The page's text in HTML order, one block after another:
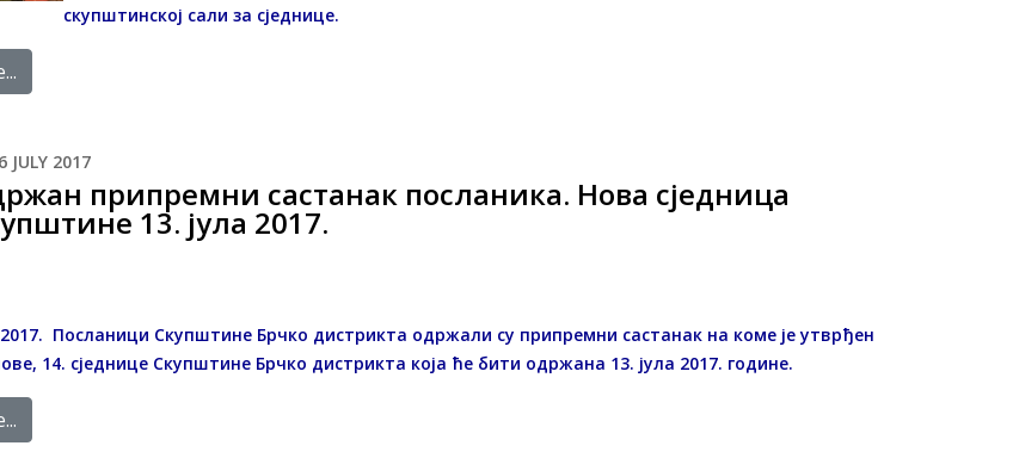
скупштинској сали за сједнице.
JULY 2017
припремни састанак посланика. Нова сједница
13. јула 2017.
2017. Посланици Скупштине Брчко дистрикта одржали су припремни састанак на коме је утврђен
14. сједнице Скупштине Брчко дистрикта која ће бити одржана 13. јула 2017. године.